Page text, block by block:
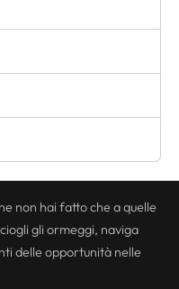
non hai fatto che a quelle
gli ormeggi, naviga
delle opportunità nelle